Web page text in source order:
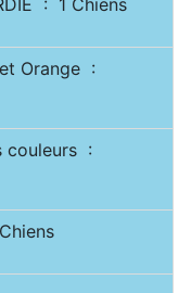
: 1 Chiens
et Orange :
couleurs :